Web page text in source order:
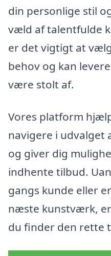
din personlige stil
væld af talentfulde
er det vigtigt at
behov og kan
være stolt af.
Vores platform
navigere i udvalget
og giver dig
indhente tilbud.
gangs kunde eller
næste kunstværk,
du finder den rette